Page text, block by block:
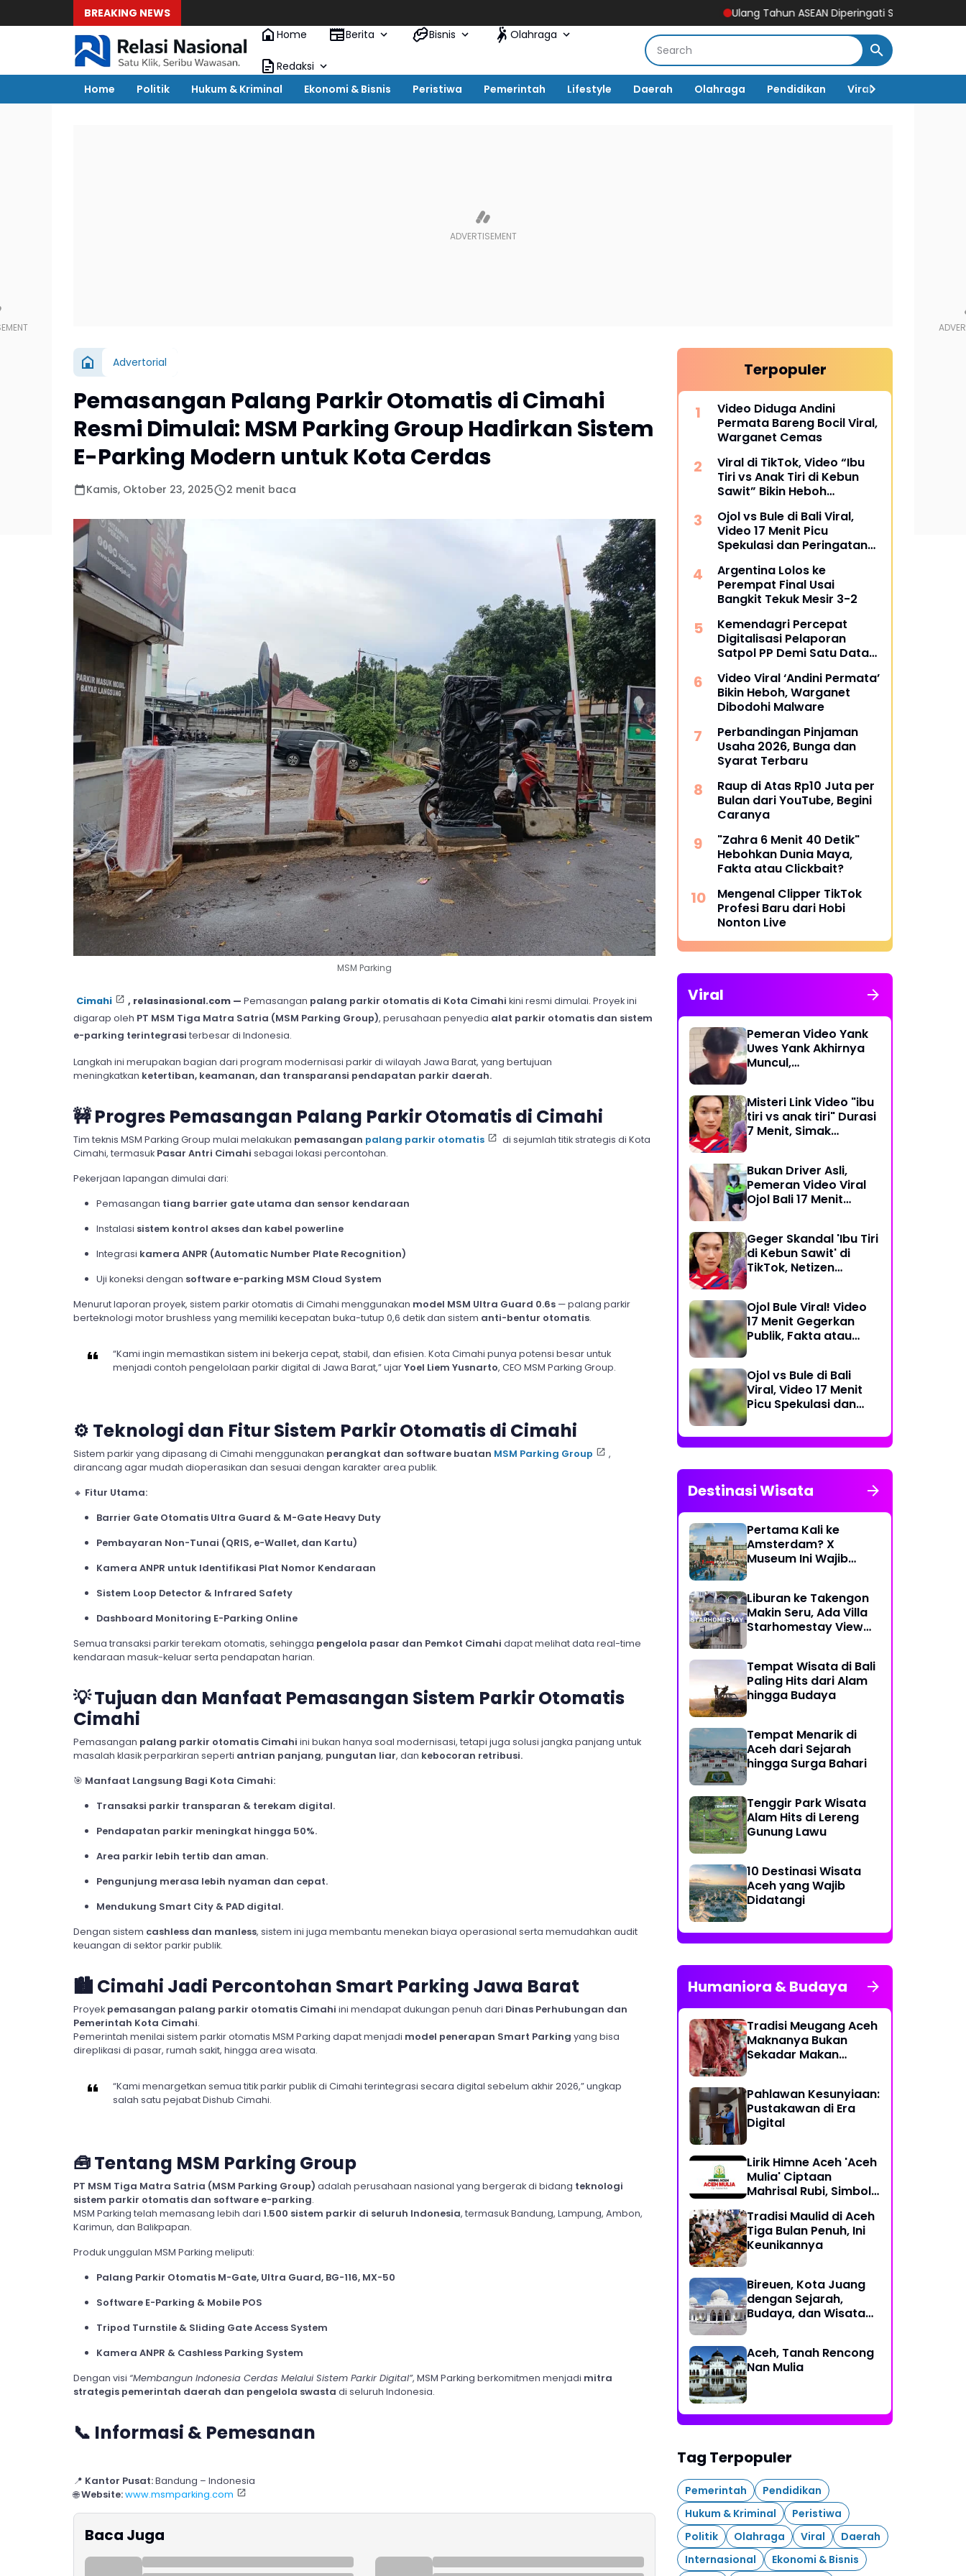
BREAKING NEWS
Ulang Tahun ASEAN Diperingati Setiap 8 Agustus, Begini
Home
Berita Bisnis Olahraga
Redaksi
Home
Politik Hukum & Kriminal Ekonomi & Bisnis Peristiwa Pemerintah Lifestyle Daerah Olahraga Pendidikan Viral
Advertorial
Pemasangan Palang Parkir Otomatis di Cimahi
Resmi Dimulai: MSM Parking Group Hadirkan Sistem
E-Parking Modern untuk Kota Cerdas
Kamis, Oktober 23, 2025 2 menit baca
MSM Parking
Cimahi , relasinasional.com — Pemasangan palang parkir otomatis di Kota Cimahi kini resmi dimulai. Proyek ini
digarap oleh PT MSM Tiga Matra Satria (MSM Parking Group), perusahaan penyedia alat parkir otomatis dan sistem
e-parking terintegrasi terbesar di Indonesia.
Langkah ini merupakan bagian dari program modernisasi parkir di wilayah Jawa Barat, yang bertujuan
meningkatkan ketertiban, keamanan, dan transparansi pendapatan parkir daerah.
🚧Progres Pemasangan Palang Parkir Otomatis di Cimahi
Tim teknis MSM Parking Group mulai melakukan pemasangan palang parkir otomatis
di sejumlah titik strategis di Kota
Cimahi, termasuk Pasar Antri Cimahi sebagai lokasi percontohan.
Pekerjaan lapangan dimulai dari:
Pemasangan tiang barrier gate utama dan sensor kendaraan
Instalasi sistem kontrol akses dan kabel powerline
Integrasi kamera ANPR (Automatic Number Plate Recognition)
Uji koneksi dengan software e-parking MSM Cloud System
Menurut laporan proyek, sistem parkir otomatis di Cimahi menggunakan model MSM Ultra Guard 0.6s — palang parkir
berteknologi motor brushless yang memiliki kecepatan buka-tutup 0,6 detik dan sistem anti-bentur otomatis.
“Kami ingin memastikan sistem ini bekerja cepat, stabil, dan efisien. Kota Cimahi punya potensi besar untuk
menjadi contoh pengelolaan parkir digital di Jawa Barat,” ujarYoel Liem Yusnarto, CEO MSM Parking Group.
⚙️ Teknologi dan Fitur Sistem Parkir Otomatis di Cimahi
Sistem parkir yang dipasang di Cimahi menggunakan perangkat dan software buatan MSM Parking Group
,
dirancang agar mudah dioperasikan dan sesuai dengan karakter area publik.
🔸 Fitur Utama:
Barrier Gate Otomatis Ultra Guard & M-Gate Heavy Duty
Pembayaran Non-Tunai (QRIS, e-Wallet, dan Kartu)
Kamera ANPR untuk Identifikasi Plat Nomor Kendaraan
Sistem Loop Detector & Infrared Safety
Dashboard Monitoring E-Parking Online
Semua transaksi parkir terekam otomatis, sehingga pengelola pasar dan Pemkot Cimahi dapat melihat data real-time
kendaraan masuk-keluar serta pendapatan harian.
💡Tujuan dan Manfaat Pemasangan Sistem Parkir Otomatis
Cimahi
Pemasangan palang parkir otomatis Cimahi ini bukan hanya soal modernisasi, tetapi juga solusi jangka panjang untuk
masalah klasik perparkiran seperti antrian panjang, pungutan liar, dan kebocoran retribusi.
🎯 Manfaat Langsung Bagi Kota Cimahi:
Transaksi parkir transparan & terekam digital.
Pendapatan parkir meningkat hingga 50%.
Area parkir lebih tertib dan aman.
Pengunjung merasa lebih nyaman dan cepat.
Mendukung Smart City & PAD digital.
Dengan sistem cashless dan manless, sistem ini juga membantu menekan biaya operasional serta memudahkan audit
keuangan di sektor parkir publik.
🏙️ Cimahi Jadi Percontohan Smart Parking Jawa Barat
Proyek pemasangan palang parkir otomatis Cimahi ini mendapat dukungan penuh dari Dinas Perhubungan dan
Pemerintah Kota Cimahi.
Pemerintah menilai sistem parkir otomatis MSM Parking dapat menjadi model penerapan Smart Parking yang bisa
direplikasi di pasar, rumah sakit, hingga area wisata.
“Kami menargetkan semua titik parkir publik di Cimahi terintegrasi secara digital sebelum akhir 2026,” ungkap
salah satu pejabat Dishub Cimahi.
🧰Tentang MSM Parking Group
PT MSM Tiga Matra Satria (MSM Parking Group) adalah perusahaan nasional yang bergerak di bidang teknologi
sistem parkir otomatis dan software e-parking.
MSM Parking telah memasang lebih dari 1.500 sistem parkir di seluruh Indonesia, termasuk Bandung, Lampung, Ambon,
Karimun, dan Balikpapan.
Produk unggulan MSM Parking meliputi:
Palang Parkir Otomatis M-Gate, Ultra Guard, BG-116, MX-50
Software E-Parking & Mobile POS
Tripod Turnstile & Sliding Gate Access System
Kamera ANPR & Cashless Parking System
Dengan visi “Membangun Indonesia Cerdas Melalui Sistem Parkir Digital”, MSM Parking berkomitmen menjadi mitra
strategis pemerintah daerah dan pengelola swasta di seluruh Indonesia.
📞 Informasi & Pemesanan
📍 Kantor Pusat:Bandung – Indonesia
🌐Website:www.msmparking.com
Baca Juga
Terpopuler
Video Diduga Andini
Permata Bareng Bocil Viral,
Warganet Cemas
Viral di TikTok, Video “Ibu
Tiri vs Anak Tiri di Kebun
Sawit” Bikin Heboh
Ojol vs Bule di Bali Viral,
Video 17 Menit Picu
Spekulasi dan Peringatan
Argentina Lolos ke
Perempat Final Usai
Bangkit Tekuk Mesir 3-2
Kemendagri Percepat
Digitalisasi Pelaporan
Satpol PP Demi Satu Data
Video Viral ‘Andini Permata’
Bikin Heboh, Warganet
Dibodohi Malware
Perbandingan Pinjaman
Usaha 2026, Bunga dan
Syarat Terbaru
Raup di Atas Rp10 Juta per
Bulan dari YouTube, Begini
Caranya
"Zahra 6 Menit 40 Detik"
Hebohkan Dunia Maya,
Fakta atau Clickbait?
Mengenal Clipper TikTok
Profesi Baru dari Hobi
Nonton Live
Viral
Pemeran Video Yank
Uwes Yank Akhirnya
Muncul,
Misteri Link Video "ibu
tiri vs anak tiri" Durasi
7 Menit, Simak
Bukan Driver Asli,
Pemeran Video Viral
Ojol Bali 17 Menit
Geger Skandal 'Ibu Tiri
di Kebun Sawit' di
TikTok, Netizen
Ojol Bule Viral! Video
17 Menit Gegerkan
Publik, Fakta atau
Ojol vs Bule di Bali
Viral, Video 17 Menit
Picu Spekulasi dan
Destinasi Wisata
Pertama Kali ke
Amsterdam? X
Museum Ini Wajib
Liburan ke Takengon
Makin Seru, Ada Villa
Starhomestay View
Tempat Wisata di Bali
Paling Hits dari Alam
hingga Budaya
Tempat Menarik di
Aceh dari Sejarah
hingga Surga Bahari
Tenggir Park Wisata
Alam Hits di Lereng
Gunung Lawu
10 Destinasi Wisata
Aceh yang Wajib
Didatangi
Humaniora & Budaya
Tradisi Meugang Aceh
Maknanya Bukan
Sekadar Makan
Pahlawan Kesunyiaan:
Pustakawan di Era
Digital
Lirik Himne Aceh 'Aceh
Mulia' Ciptaan
Mahrisal Rubi, Simbol
dan Perjuangan
Tradisi Maulid di Aceh
Tiga Bulan Penuh, Ini
Keunikannya
Bireuen, Kota Juang
dengan Sejarah,
Budaya, dan Wisata
Aceh, Tanah Rencong
Nan Mulia
Tag Terpopuler
Pemerintah
Pendidikan
Hukum & Kriminal
Peristiwa
Politik
Olahraga Viral
Daerah
Internasional
Ekonomi & Bisnis